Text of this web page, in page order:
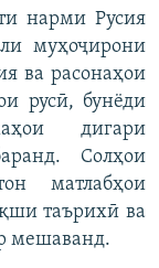
нарми Русия
муҳоҷирони
ва расонаҳои
русӣ, бунёди
дигари
Солҳои
матлабҳои
таърихӣ ва
мешаванд.